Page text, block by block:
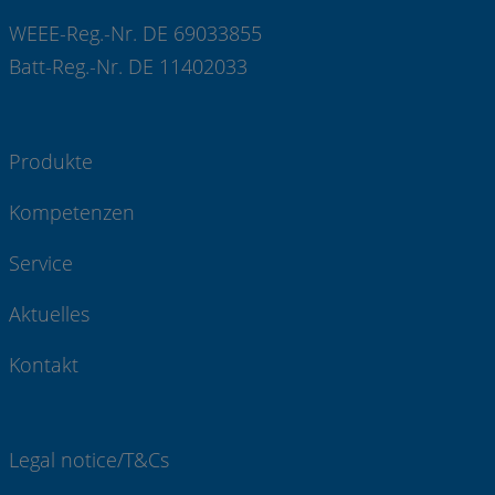
WEEE-Reg.-Nr. DE 69033855
Batt-Reg.-Nr. DE 11402033
Produkte
Kompetenzen
Service
Aktuelles
Kontakt
Legal notice/T&Cs